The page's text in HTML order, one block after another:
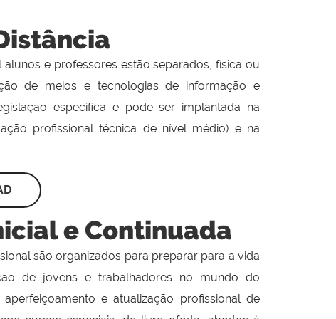
e professores estão separados, física ou
de meios e tecnologias de informação e
específica e pode ser implantada na
profissional técnica de nível médio) e na
e Continuada
são organizados para preparar para a vida
de jovens e trabalhadores no mundo do
e atualização profissional de